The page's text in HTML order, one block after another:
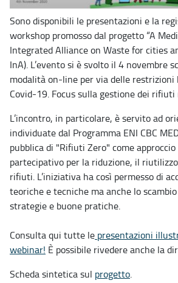
Sono disponibili le presentazioni e la
workshop promosso dal progetto “A
Integrated Alliance on Waste for cities
InA). L’evento si è svolto il 4 novembre
modalità on-line per via delle restrizioni
Covid-19. Focus sulla gestione dei
L’incontro, in particolare, è servito ad
individuate dal Programma ENI CBC
pubblica di "Rifiuti Zero" come
partecipativo per la riduzione, il
rifiuti. L’iniziativa ha così permesso di
teoriche e tecniche ma anche lo
strategie e buone pratiche.
Consulta qui tutte le presentazioni
webinar! È possibile rivedere anche la
Scheda sintetica sul progetto.